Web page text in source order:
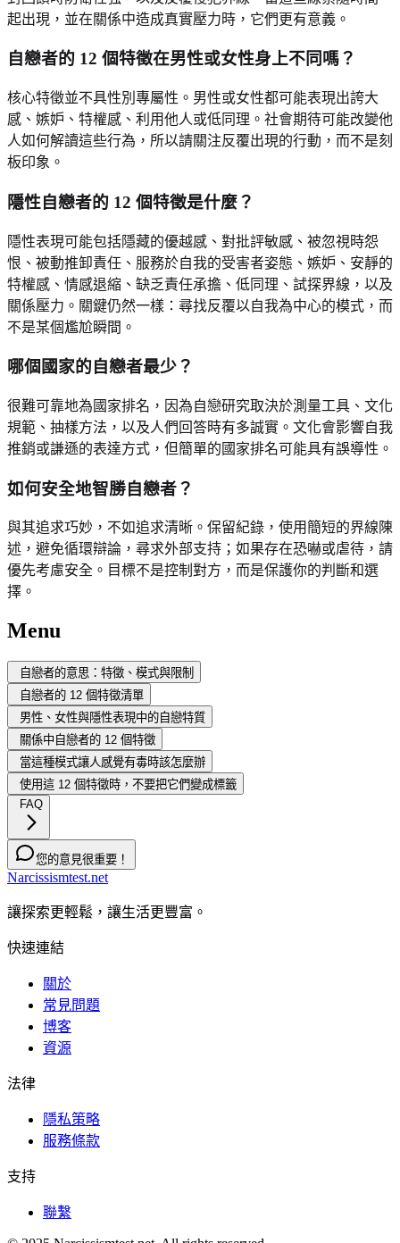
起出現，並在關係中造成真實壓力時，它們更有意義。
自戀者的 12 個特徵在男性或女性身上不同嗎？
核心特徵並不具性別專屬性。男性或女性都可能表現出誇大
感、嫉妒、特權感、利用他人或低同理。社會期待可能改變他
人如何解讀這些行為，所以請關注反覆出現的行動，而不是刻
板印象。
隱性自戀者的 12 個特徵是什麼？
隱性表現可能包括隱藏的優越感、對批評敏感、被忽視時怨
恨、被動推卸責任、服務於自我的受害者姿態、嫉妒、安靜的
特權感、情感退縮、缺乏責任承擔、低同理、試探界線，以及
關係壓力。關鍵仍然一樣：尋找反覆以自我為中心的模式，而
不是某個尷尬瞬間。
哪個國家的自戀者最少？
很難可靠地為國家排名，因為自戀研究取決於測量工具、文化
規範、抽樣方法，以及人們回答時有多誠實。文化會影響自我
推銷或謙遜的表達方式，但簡單的國家排名可能具有誤導性。
如何安全地智勝自戀者？
與其追求巧妙，不如追求清晰。保留紀錄，使用簡短的界線陳
述，避免循環辯論，尋求外部支持；如果存在恐嚇或虐待，請
優先考慮安全。目標不是控制對方，而是保護你的判斷和選
擇。
Menu
自戀者的意思：特徵、模式與限制
自戀者的 12 個特徵清單
男性、女性與隱性表現中的自戀特質
關係中自戀者的 12 個特徵
當這種模式讓人感覺有毒時該怎麼辦
使用這 12 個特徵時，不要把它們變成標籤
FAQ
您的意見很重要！
Narcissismtest.net
讓探索更輕鬆，讓生活更豐富。
快速連結
關於
常見問題
博客
資源
法律
隱私策略
服務條款
支持
聯繫